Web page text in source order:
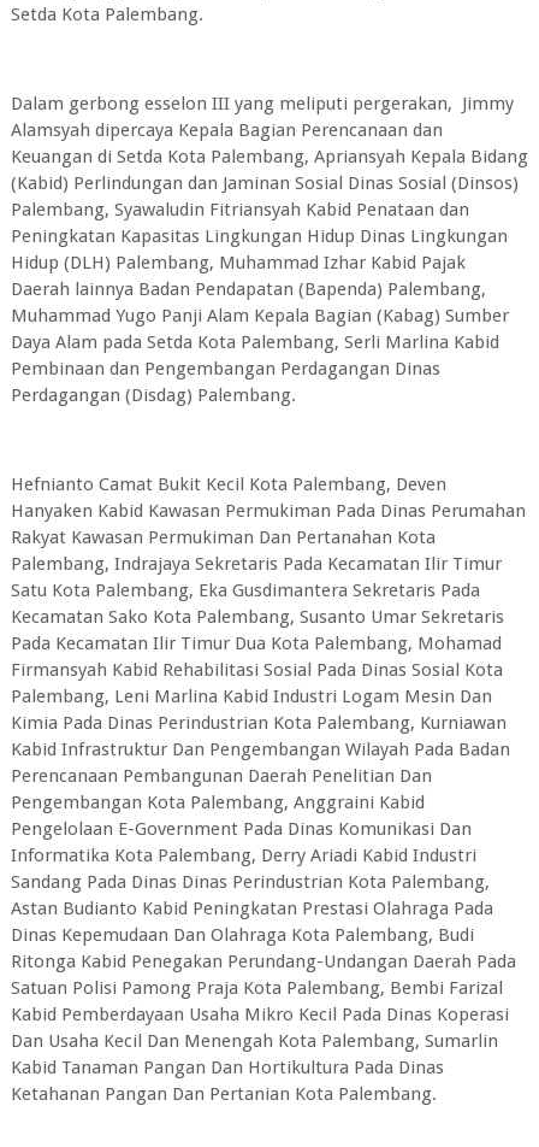
Setda Kota Palembang.
Dalam gerbong esselon III yang meliputi pergerakan, Jimmy
Alamsyah dipercaya Kepala Bagian Perencanaan dan
Keuangan di Setda Kota Palembang, Apriansyah Kepala Bidang
(Kabid) Perlindungan dan Jaminan Sosial Dinas Sosial (Dinsos)
Palembang, Syawaludin Fitriansyah Kabid Penataan dan
Peningkatan Kapasitas Lingkungan Hidup Dinas Lingkungan
Hidup (DLH) Palembang, Muhammad Izhar Kabid Pajak
Daerah lainnya Badan Pendapatan (Bapenda) Palembang,
Muhammad Yugo Panji Alam Kepala Bagian (Kabag) Sumber
Daya Alam pada Setda Kota Palembang, Serli Marlina Kabid
Pembinaan dan Pengembangan Perdagangan Dinas
Perdagangan (Disdag) Palembang.
Hefnianto Camat Bukit Kecil Kota Palembang, Deven
Hanyaken Kabid Kawasan Permukiman Pada Dinas Perumahan
Rakyat Kawasan Permukiman Dan Pertanahan Kota
Palembang, Indrajaya Sekretaris Pada Kecamatan Ilir Timur
Satu Kota Palembang, Eka Gusdimantera Sekretaris Pada
Kecamatan Sako Kota Palembang, Susanto Umar Sekretaris
Pada Kecamatan Ilir Timur Dua Kota Palembang, Mohamad
Firmansyah Kabid Rehabilitasi Sosial Pada Dinas Sosial Kota
Palembang, Leni Marlina Kabid Industri Logam Mesin Dan
Kimia Pada Dinas Perindustrian Kota Palembang, Kurniawan
Kabid Infrastruktur Dan Pengembangan Wilayah Pada Badan
Perencanaan Pembangunan Daerah Penelitian Dan
Pengembangan Kota Palembang, Anggraini Kabid
Pengelolaan E-Government Pada Dinas Komunikasi Dan
Informatika Kota Palembang, Derry Ariadi Kabid Industri
Sandang Pada Dinas Dinas Perindustrian Kota Palembang,
Astan Budianto Kabid Peningkatan Prestasi Olahraga Pada
Dinas Kepemudaan Dan Olahraga Kota Palembang, Budi
Ritonga Kabid Penegakan Perundang-Undangan Daerah Pada
Satuan Polisi Pamong Praja Kota Palembang, Bembi Farizal
Kabid Pemberdayaan Usaha Mikro Kecil Pada Dinas Koperasi
Dan Usaha Kecil Dan Menengah Kota Palembang, Sumarlin
Kabid Tanaman Pangan Dan Hortikultura Pada Dinas
Ketahanan Pangan Dan Pertanian Kota Palembang.